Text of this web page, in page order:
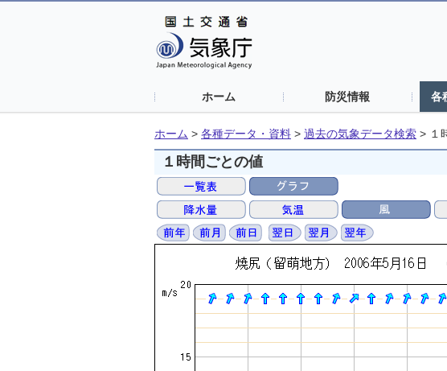
ホーム 防災情報 各
ホーム > 各種データ・資料 > 過去の気象データ検索 > １
１時間ごとの値